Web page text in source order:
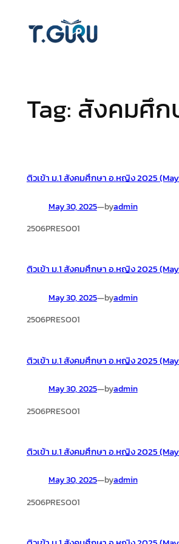
Tag: สังคมศึก
ติวเข้า ม.1 สังคมศึกษา อ.หญิง 2025
May 30, 2025—byadmin
2506PRESO01
ติวเข้า ม.1 สังคมศึกษา อ.หญิง 2025
May 30, 2025—byadmin
2506PRESO01
ติวเข้า ม.1 สังคมศึกษา อ.หญิง 2025
May 30, 2025—byadmin
2506PRESO01
ติวเข้า ม.1 สังคมศึกษา อ.หญิง 2025
May 30, 2025—byadmin
2506PRESO01